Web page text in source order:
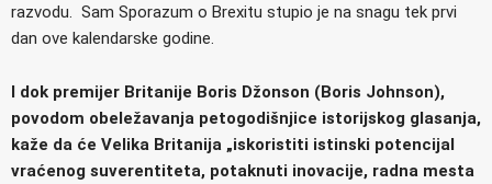
razvodu. Sam Sporazum o Brexitu stupio je na snagu tek prvi
dan ove kalendarske godine.
I dok premijer Britanije Boris Džonson (Boris Johnson),
povodom obeležavanja petogodišnjice istorijskog glasanja,
kaže da će Velika Britanija „iskoristiti istinski potencijal
vraćenog suverentiteta, potaknuti inovacije, radna mesta